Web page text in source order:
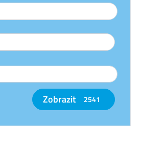
Zobrazit 2541